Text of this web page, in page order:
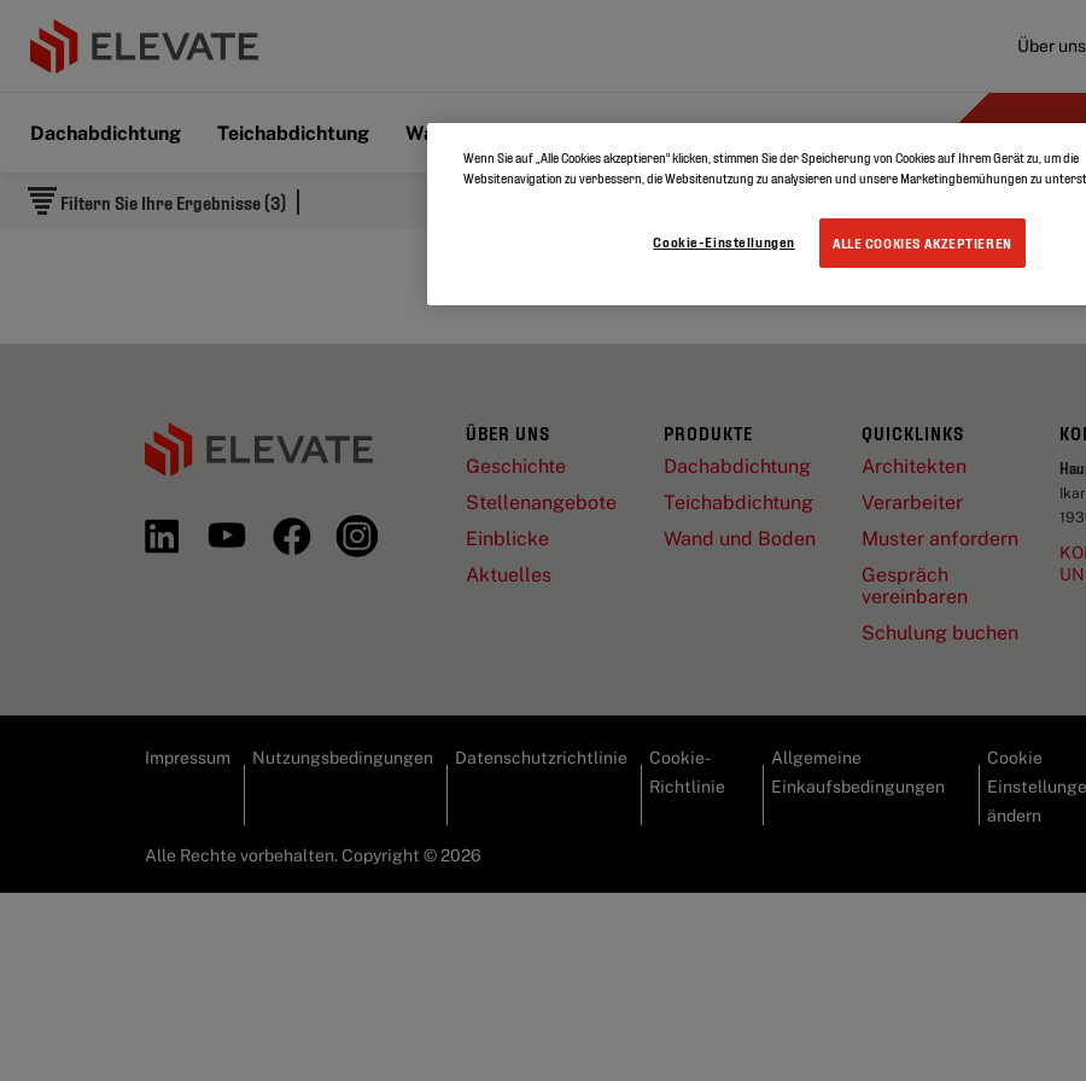
Über uns
Dachabdichtung Teichabdichtung Wand und Boden
Filtern Sie Ihre Ergebnisse (3)
ÜBER UNS
Geschichte
Stellenangebote
Einblicke
Aktuelles
PRODUKTE
Dachabdichtung
Teichabdichtung
Wand und Boden
QUICKLINKS
Architekten
Verarbeiter
Muster anfordern
Gespräch
vereinbaren
Schulung buchen
Impressum Nutzungsbedingungen Datenschutzrichtlinie
Cookie-
Richtlinie
Allgemeine
Einkaufsbedingungen
Cookie
ändern
Alle Rechte vorbehalten. Copyright © 2026
Wenn Sie auf „Alle Cookies akzeptieren“ klicken, stimmen Sie der Speicherung von Cookies auf Ihrem Gerät zu, um die
Websitenavigation zu verbessern, die Websitenutzung zu analysieren und unsere Marketingbemühungen zu
ALLE COOKIES AKZEPTIEREN
Cookie-Einstellungen